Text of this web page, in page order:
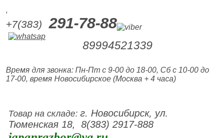
,
+7(383) 291-78-88
89994521339
Время для звонка: Пн-Пт с 9-00 до 18-00, Сб с 10-00 до
17-00, время Новосибирское (Москва + 4 часа)
Товар на складе:г. Новосибирск, ул.
Тюменская 18, 8(383) 2917-888